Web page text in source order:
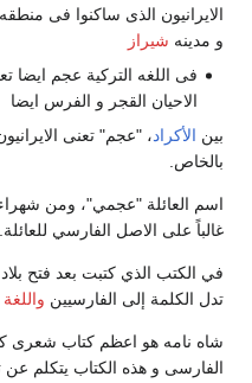
الایرانیون الذی ساکنوا فی
و مدینه شیراز
فی اللغه الترکیة عجم
الاحیان القجر و الفرس ایضا
بین الأكراد، "عجم" تعنی
بالخاص.
اسم العائلة "عجمي"، ومن
غالباً على الاصل الفارسي للعائلة.
في الكتب الذي كتبت بعد فتح
تدل الكلمة إلى الفارسيين
شاه نامه هو اعظم کتاب شعری
الفارسی و هذه الکتاب یتکلم